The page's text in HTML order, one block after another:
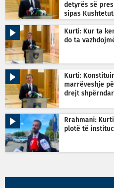
detyrës së
sipas
Kurti: Kur ta
do ta
Kurti:
marrëveshje
drejt
Rrahmani:
plotë të